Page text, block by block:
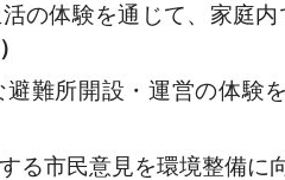
体験を通じて、家庭内
所開設・運営の体験を
市民意見を環境整備に向